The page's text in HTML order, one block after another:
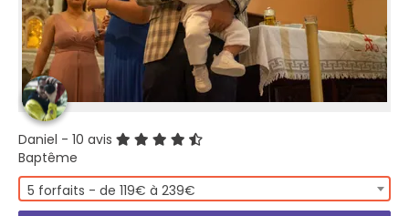
Daniel - 10 avis
Baptême
5 forfaits - de 119€ à 239€